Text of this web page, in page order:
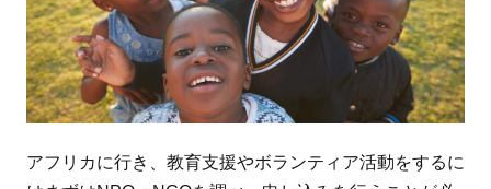
アフリカに行き、教育支援やボランティア活動をするに